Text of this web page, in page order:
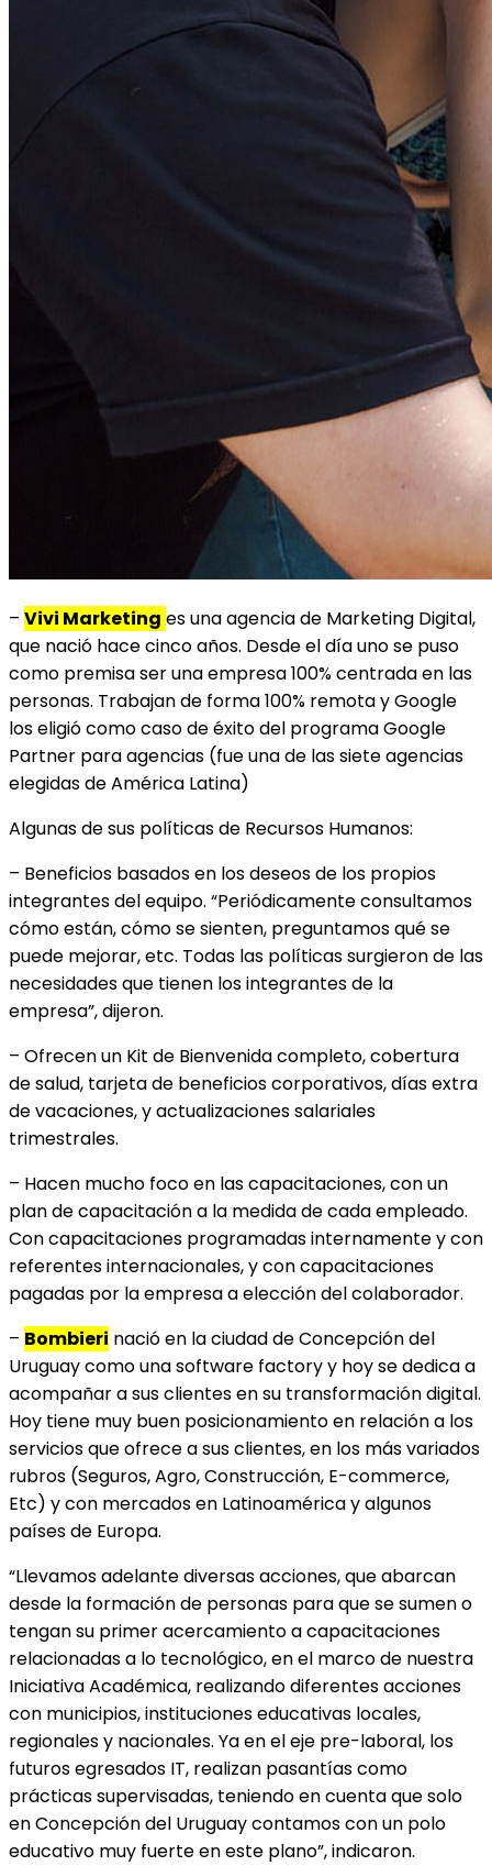
– Vivi Marketing es una agencia de Marketing Digital,
que nació hace cinco años. Desde el día uno se puso
como premisa ser una empresa 100% centrada en las
personas. Trabajan de forma 100% remota y Google
los eligió como caso de éxito del programa Google
Partner para agencias (fue una de las siete agencias
elegidas de América Latina)
Algunas de sus políticas de Recursos Humanos:
– Beneficios basados en los deseos de los propios
integrantes del equipo. “Periódicamente consultamos
cómo están, cómo se sienten, preguntamos qué se
puede mejorar, etc. Todas las políticas surgieron de las
necesidades que tienen los integrantes de la
empresa”, dijeron.
– Ofrecen un Kit de Bienvenida completo, cobertura
de salud, tarjeta de beneficios corporativos, días extra
de vacaciones, y actualizaciones salariales
trimestrales.
– Hacen mucho foco en las capacitaciones, con un
plan de capacitación a la medida de cada empleado.
Con capacitaciones programadas internamente y con
referentes internacionales, y con capacitaciones
pagadas por la empresa a elección del colaborador.
– Bombieri nació en la ciudad de Concepción del
Uruguay como una software factory y hoy se dedica a
acompañar a sus clientes en su transformación digital.
Hoy tiene muy buen posicionamiento en relación a los
servicios que ofrece a sus clientes, en los más variados
rubros (Seguros, Agro, Construcción, E-commerce,
Etc) y con mercados en Latinoamérica y algunos
países de Europa.
“Llevamos adelante diversas acciones, que abarcan
desde la formación de personas para que se sumen o
tengan su primer acercamiento a capacitaciones
relacionadas a lo tecnológico, en el marco de nuestra
Iniciativa Académica, realizando diferentes acciones
con municipios, instituciones educativas locales,
regionales y nacionales. Ya en el eje pre-laboral, los
futuros egresados IT, realizan pasantías como
prácticas supervisadas, teniendo en cuenta que solo
en Concepción del Uruguay contamos con un polo
educativo muy fuerte en este plano”, indicaron.